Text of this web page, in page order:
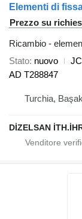
Prezzo su
Ricambio -
Stato nuovo
AD T288847
Turchia,
DİZELSAN